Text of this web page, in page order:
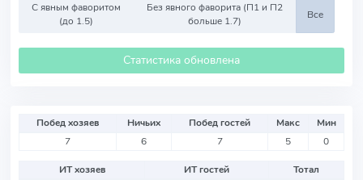
С явным фаворитом
(до 1.5)
Без явного фаворита (П1 и П2
больше 1.7)
Все
Статистика обновлена
Побед хозяев Ничьих Побед гостей Макс
Мин
7
6 7 5 0
ИТ хозяев ИТ гостей
Тотал